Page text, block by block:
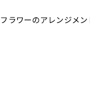
ラワーのアレンジメ